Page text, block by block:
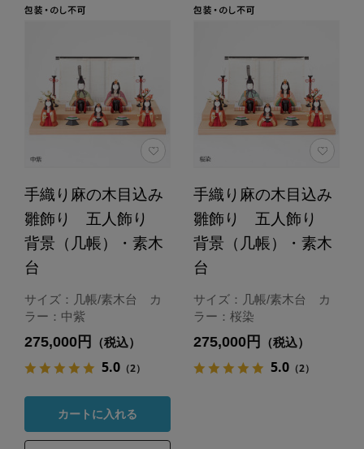
手織り麻の木目込み
雛飾り 五人飾り
背景（几帳）・素木
台
サイズ：几帳/素木台 カ
ラー：中紫
275,000円 （税込）
5.0（2）
カートに入れる
手織り麻の木目込み
雛飾り 五人飾り
背景（几帳）・素木
台
サイズ：几帳/素木台 カ
ラー：桜染
275,000円 （税込）
5.0（2）